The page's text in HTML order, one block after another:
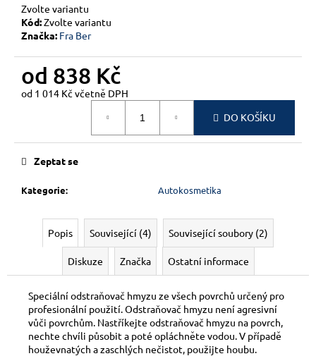
Zvolte variantu
Kód:Zvolte variantu
Značka: Fra Ber
od 838 Kč
od 1 014 Kč včetně DPH
DO KOŠÍKU
Kategorie: Autokosmetika
Zeptat se
Popis Související (4) Související soubory (2)
Diskuze Značka Ostatní informace
Speciální odstraňovač hmyzu ze všech povrchů určený pro
profesionální použití. Odstraňovač hmyzu není agresivní
vůči povrchům. Nastříkejte odstraňovač hmyzu na povrch,
nechte chvíli působit a poté opláchněte vodou. V případě
houževnatých a zaschlých nečistot, použijte houbu.